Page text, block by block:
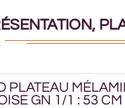
PLATEAU
GN 1/1 : 53 CM